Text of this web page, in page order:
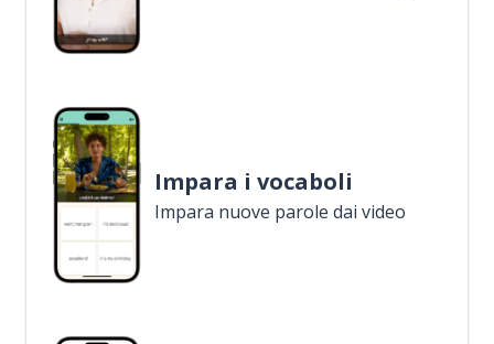
Impara i vocaboli
Impara nuove parole dai video